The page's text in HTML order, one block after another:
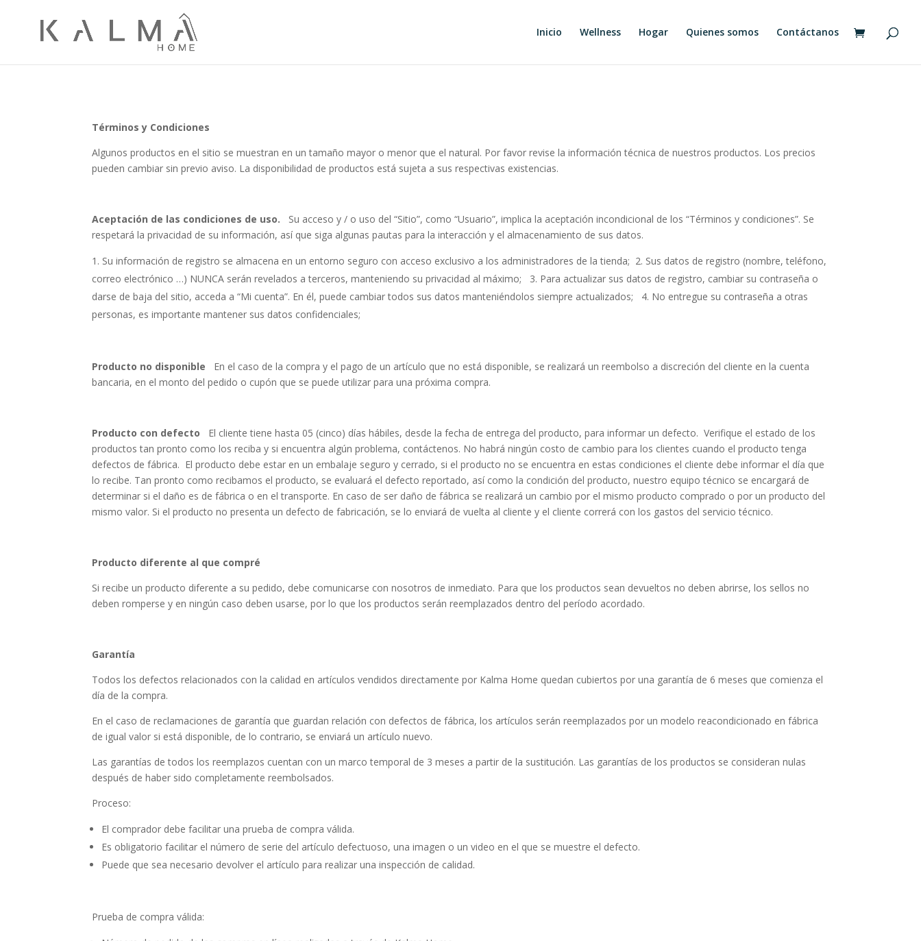
Inicio Wellness Hogar Quienes somos Contáctanos
Términos y Condiciones
Algunos productos en el sitio se muestran en un tamaño mayor o menor que el natural. Por favor revise la información técnica de nuestros productos. Los precios
pueden cambiar sin previo aviso. La disponibilidad de productos está sujeta a sus respectivas existencias.
Aceptación de las condiciones de uso.
Su acceso y / o uso del “Sitio”, como “Usuario”, implica la aceptación incondicional de los “Términos y condiciones”. Se
respetará la privacidad de su información, así que siga algunas pautas para la interacción y el almacenamiento de sus datos.
Su información de registro se almacena en un entorno seguro con acceso exclusivo a los administradores de la tienda; 2. Sus datos de registro (nombre, teléfono,
correo electrónico …) NUNCA serán revelados a terceros, manteniendo su privacidad al máximo; 3. Para actualizar sus datos de registro, cambiar su contraseña o
darse de baja del sitio, acceda a “Mi cuenta”. En él, puede cambiar todos sus datos manteniéndolos siempre actualizados; 4. No entregue su contraseña a otras
personas, es importante mantener sus datos confidenciales;
Producto no disponible En el caso de la compra y el pago de un artículo que no está disponible, se realizará un reembolso a discreción del cliente en la cuenta
bancaria, en el monto del pedido o cupón que se puede utilizar para una próxima compra.
Producto con defecto
El cliente tiene hasta 05 (cinco) días hábiles, desde la fecha de entrega del producto, para informar un defecto. Verifique el estado de los
productos tan pronto como los reciba y si encuentra algún problema, contáctenos. No habrá ningún costo de cambio para los clientes cuando el producto tenga
defectos de fábrica. El producto debe estar en un embalaje seguro y cerrado, si el producto no se encuentra en estas condiciones el cliente debe informar el día que
lo recibe. Tan pronto como recibamos el producto, se evaluará el defecto reportado, así como la condición del producto, nuestro equipo técnico se encargará de
determinar si el daño es de fábrica o en el transporte. En caso de ser daño de fábrica se realizará un cambio por el mismo producto comprado o por un producto del
mismo valor. Si el producto no presenta un defecto de fabricación, se lo enviará de vuelta al cliente y el cliente correrá con los gastos del servicio técnico.
Producto diferente al que compré
Si recibe un producto diferente a su pedido, debe comunicarse con nosotros de inmediato. Para que los productos sean devueltos no deben abrirse, los sellos no
deben romperse y en ningún caso deben usarse, por lo que los productos serán reemplazados dentro del período acordado.
Garantía
Todos los defectos relacionados con la calidad en artículos vendidos directamente por Kalma Home quedan cubiertos por una garantía de 6 meses que comienza el
día de la compra.
En el caso de reclamaciones de garantía que guardan relación con defectos de fábrica, los artículos serán reemplazados por un modelo reacondicionado en fábrica
de igual valor si está disponible, de lo contrario, se enviará un artículo nuevo.
Las garantías de todos los reemplazos cuentan con un marco temporal de 3 meses a partir de la sustitución. Las garantías de los productos se consideran nulas
después de haber sido completamente reembolsados.
Proceso:
El comprador debe facilitar una prueba de compra válida.
Es obligatorio facilitar el número de serie del artículo defectuoso, una imagen o un video en el que se muestre el defecto.
Puede que sea necesario devolver el artículo para realizar una inspección de calidad.
Prueba de compra válida: